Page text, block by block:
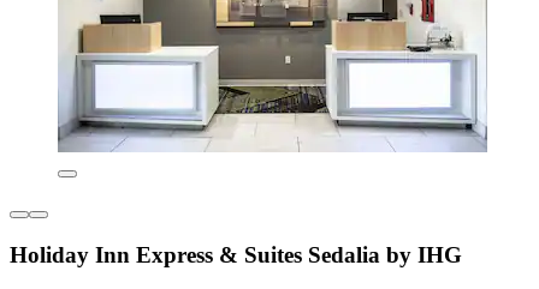
Holiday Inn Express & Suites Sedalia by IHG